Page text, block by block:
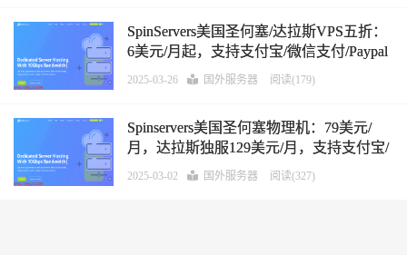
SpinServers美国圣何塞/达拉斯VPS五折：
6美元/月起，支持支付宝/微信支付/Paypal
2025-03-26 国外服务器 阅读(179)
Spinservers美国圣何塞物理机：79美元/
月，达拉斯独服129美元/月，支持支付宝/
微信支付/Paypal
2025-03-02 国外服务器 阅读(327)